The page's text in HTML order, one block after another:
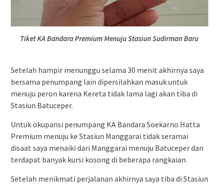
Tiket KA Bandara Premium Menuju Stasiun Sudirman Baru
Setelah hampir menunggu selama 30 menit akhirnya saya
bersama penumpang lain dipersilahkan masuk untuk
menuju peron karena Kereta tidak lama lagi akan tiba di
Stasiun Batuceper.
Untuk okupansi penumpang KA Bandara Soekarno Hatta
Premium menuju ke Stasiun Manggarai tidak seramai
disaat saya menaiki dari Manggarai menuju Batuceper dan
terdapat banyak kursi kosong di beberapa rangkaian.
Setelah menikmati perjalanan akhirnya saya tiba di Stasiun